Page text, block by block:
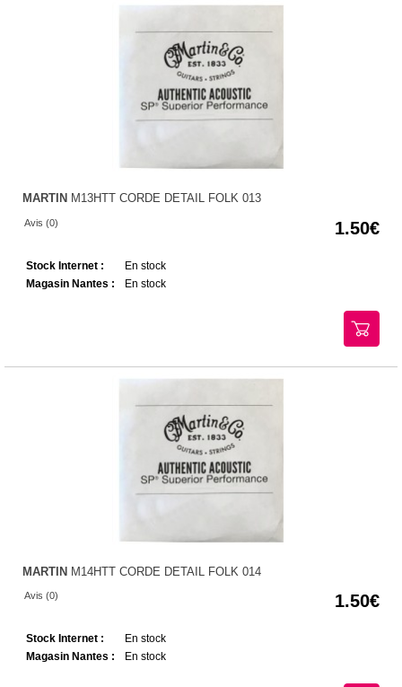
MARTIN M13HTT CORDE DETAIL FOLK 013
Avis (0) 1.50
Stock Internet :
En stock
Magasin Nantes :
En stock
MARTIN M14HTT CORDE DETAIL FOLK 014
Avis (0) 1.50
Stock Internet :
En stock
Magasin Nantes :
En stock